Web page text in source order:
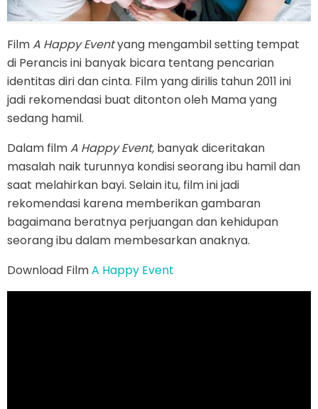
FilmA Happy Eventyang mengambil setting tempat
di Perancis ini banyak bicara tentang pencarian
identitas diri dan cinta. Film yang dirilis tahun 2011 ini
jadi rekomendasi buat ditonton oleh Mama yang
sedang hamil.
Dalam filmA Happy Event, banyak diceritakan
masalah naik turunnya kondisi seorang ibu hamil dan
saat melahirkan bayi. Selain itu, film ini jadi
rekomendasi karena memberikan gambaran
bagaimana beratnya perjuangan dan kehidupan
seorang ibu dalam membesarkan anaknya.
Download FilmA Happy Event